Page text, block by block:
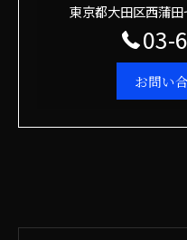
東京都大田区西蒲
03-
お問い